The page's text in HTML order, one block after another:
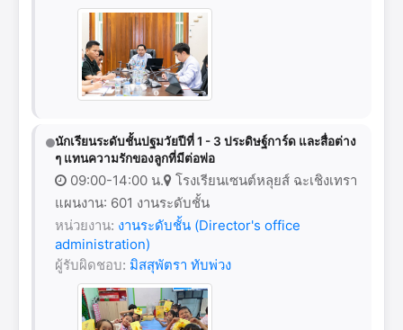
นักเรียนระดับชั้นปฐมวัยปีที่ 1 - 3 ประดิษฐ์การ์ด และสื่อต่าง
ๆ แทนความรักของลูกที่มีต่อพ่อ
09:00-14:00 น.
โรงเรียนเซนต์หลุยส์ ฉะเชิงเทรา
แผนงาน: 601 งานระดับชั้น
หน่วยงาน: งานระดับชั้น (Director's office
administration)
ผู้รับผิดชอบ: มิสสุพัตรา ทับพ่วง